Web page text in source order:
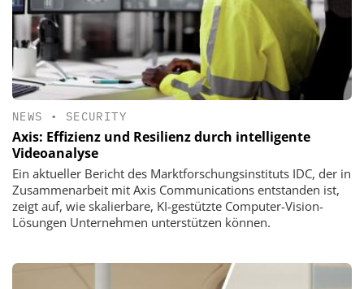
NEWS • SECURITY
Axis: Effizienz und Resilienz durch intelligente
Videoanalyse
Ein aktueller Bericht des Marktforschungsinstituts IDC, der in
Zusammenarbeit mit Axis Communications entstanden ist,
zeigt auf, wie skalierbare, KI-gestützte Computer-Vision-
Lösungen Unternehmen unterstützen können.